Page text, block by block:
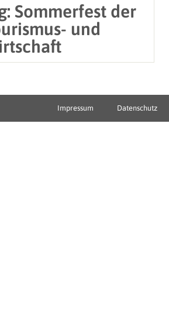
Sommerfest der
und
Impressum Datenschutz